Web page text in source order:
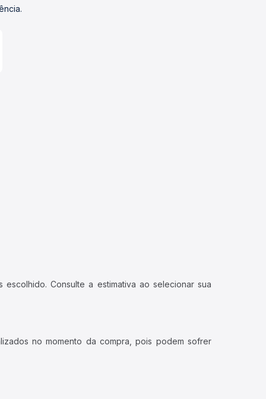
Consulte a estimativa ao selecionar sua
no momento da compra, pois podem sofrer